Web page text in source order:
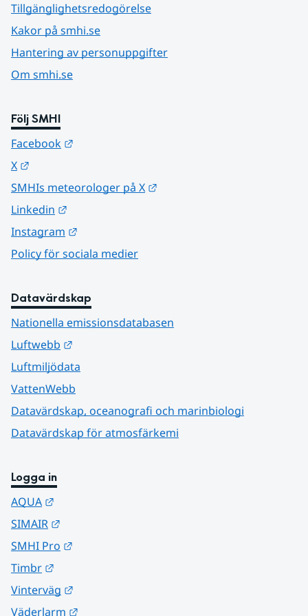
Tillgänglighetsredogörelse
Kakor på smhi.se
Hantering av personuppgifter
Om smhi.se
Följ SMHI
Facebook
X
SMHIs meteorologer på X
Linkedin
Instagram
Policy för sociala medier
Datavärdskap
Nationella emissionsdatabasen
Luftwebb
Luftmiljödata
VattenWebb
Datavärdskap, oceanografi och marinbiologi
Datavärdskap för atmosfärkemi
Logga in
AQUA
SIMAIR
SMHI Pro
Timbr
Vinterväg
Väderlarm